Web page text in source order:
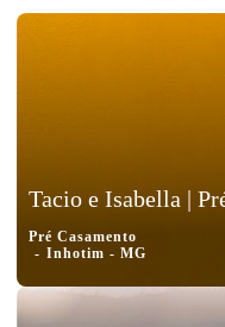
Tacio e Isabella |
Pré Casamento
Inhotim - MG